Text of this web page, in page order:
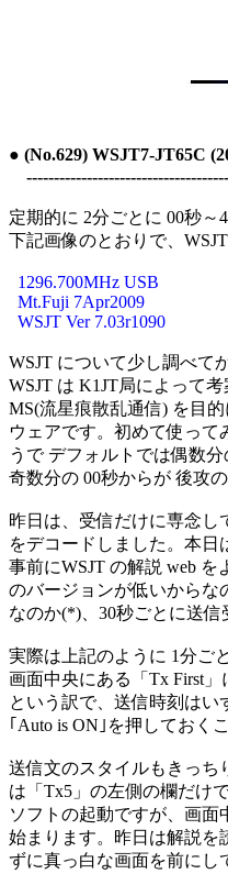
● (No.629) WSJT7-JT65C
定期的に 2分ごとに 00秒
  1296.700MHz USB
  Mt.Fuji 7Apr2009
WSJT について少し調べて
WSJT は K1JT局によって
MS(流星痕散乱通信) を目
ウェアです。初めて使っ
うで デフォルトでは偶数
奇数分の 00秒からが 後攻
昨日は、受信だけに専念し
をデコードしました。本
事前にWSJT の解説 web
のバージョンが低いからな
なのか(*)、30秒ごとに送
実際は上記のように 1分ご
画面中央にある「Tx First
という訳で、送信時刻はい
｢Auto is ON｣を押しておく
送信文のスタイルもきっち
は「Tx5」の左側の欄だけ
ソフトの起動ですが、画面
始まります。昨日は解説を
ずに真っ白な画面を前にし